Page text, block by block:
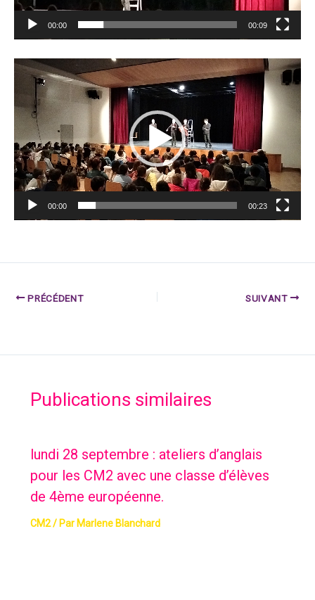
00:00 00:09
Lecteur
vidéo
00:00 00:23
PRÉCÉDENT SUIVANT
Publications similaires
lundi 28 septembre : ateliers d’anglais
pour les CM2 avec une classe d’élèves
de 4ème européenne.
CM2/ Par Marlene Blanchard